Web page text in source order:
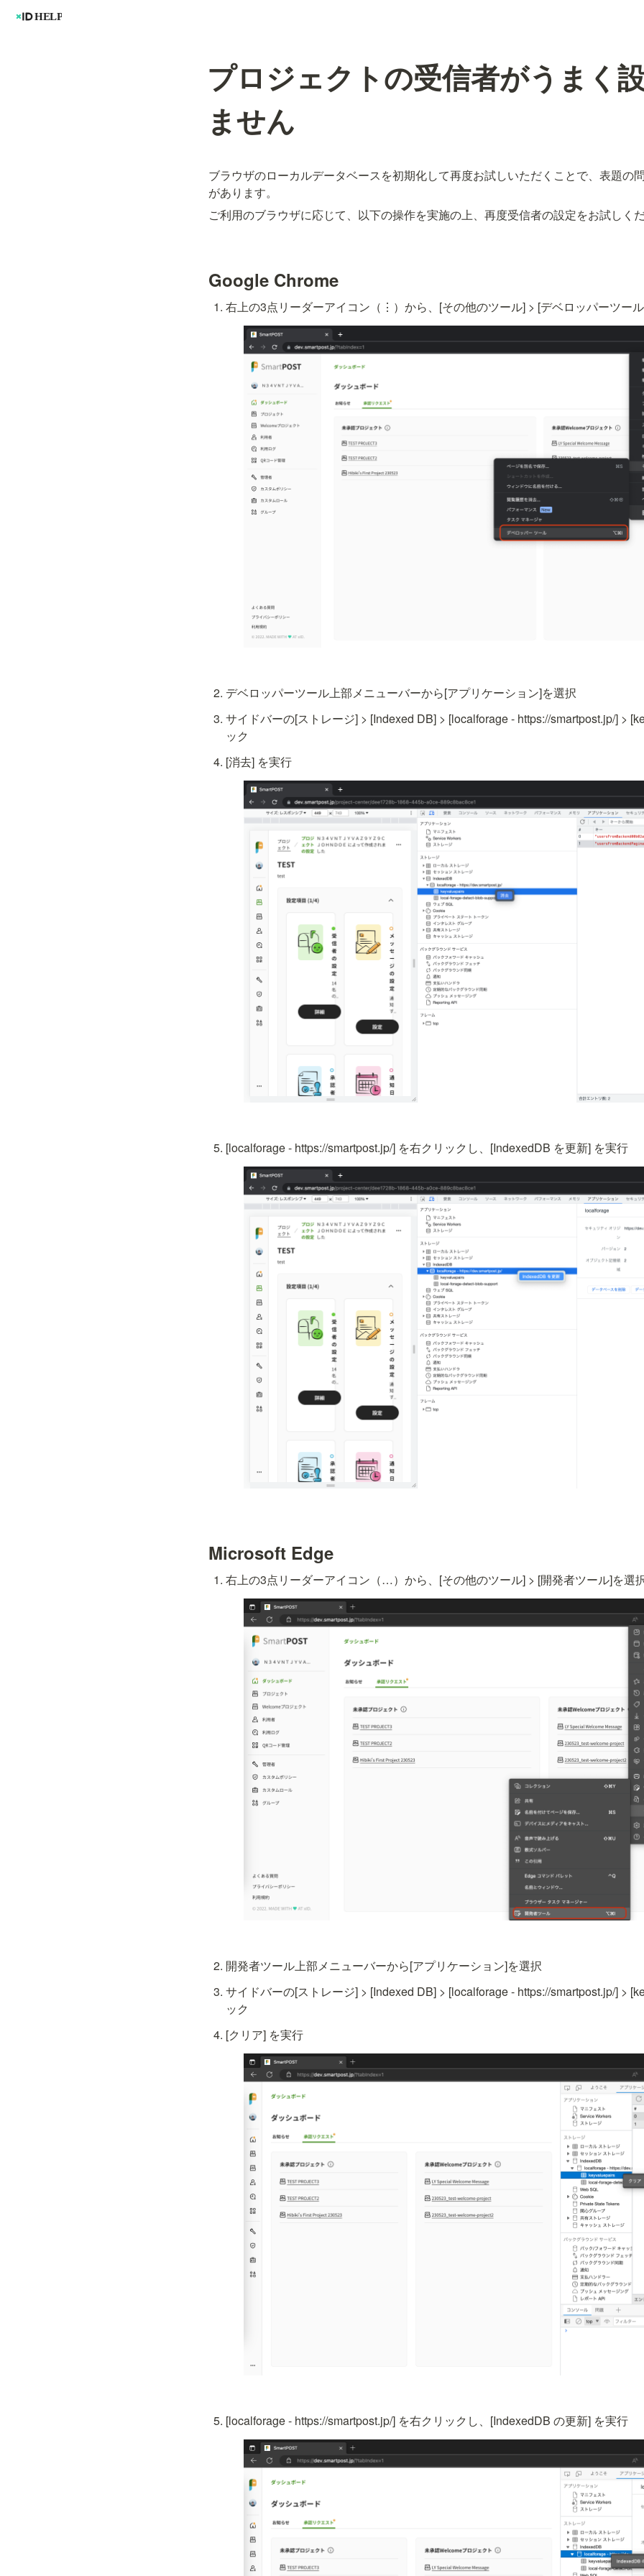
プロジェクトの受信者がうまく
ません
ブラウザのローカルデータベースを初期化して再度お試しいただくことで、表題の
があります。
ご利用のブラウザに応じて、以下の操作を実施の上、再度受信者の設定をお試しく
Google Chrome
右上の3点リーダーアイコン（⋮）から、[その他のツール] > [デベロッパーツー
デベロッパーツール上部メニューバーから[アプリケーション]を選択
サイドバーの[ストレージ] > [Indexed DB] > [localforage - https://smartpost.jp/] >
ック
[消去] を実行
[localforage - https://smartpost.jp/] を右クリックし、[IndexedDB を更新] を実行
Microsoft Edge
右上の3点リーダーアイコン（…）から、[その他のツール] > [開発者ツール]を選
開発者ツール上部メニューバーから[アプリケーション]を選択
サイドバーの[ストレージ] > [Indexed DB] > [localforage - https://smartpost.jp/] >
ック
[クリア] を実行
[localforage - https://smartpost.jp/] を右クリックし、[IndexedDB の更新] を実行